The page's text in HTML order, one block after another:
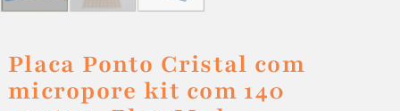
Placa Ponto Cristal com
micropore kit com 140